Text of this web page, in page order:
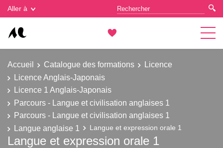
Aller à
Accueil Catalogue des formations
Licence
Licence Anglais-Japonais
Licence 1 Anglais-Japonais
Parcours - Langue et civilisation anglaises 1
Parcours - Langue et civilisation anglaises 1
Langue anglaise 1
Langue et expression orale 1
Langue et expression orale 1
Gestion des cookies